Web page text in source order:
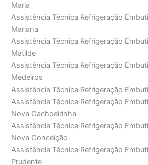
Maria
Assistência Técnica Refrigeração
Mariana
Assistência Técnica Refrigeração
Matilde
Assistência Técnica Refrigeração
Medeiros
Assistência Técnica Refrigeração
Assistência Técnica Refrigeração
Nova Cachoeirinha
Assistência Técnica Refrigeração
Nova Conceição
Assistência Técnica Refrigeração
Prudente